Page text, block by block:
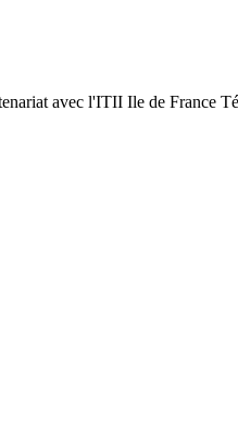
avec l'ITII Ile de France